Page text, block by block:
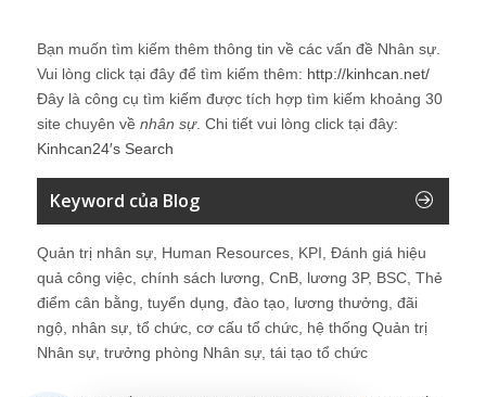
Bạn muốn tìm kiếm thêm thông tin về các vấn đề Nhân sự.
Vui lòng click tại đây để tìm kiếm thêm: http://kinhcan.net/
Đây là công cụ tìm kiếm được tích hợp tìm kiếm khoảng 30
site chuyên về nhân sự. Chi tiết vui lòng click tại đây:
Kinhcan24′s Search
Keyword của Blog
Quản trị nhân sự, Human Resources, KPI, Đánh giá hiệu
quả công việc, chính sách lương, CnB, lương 3P, BSC, Thẻ
điểm cân bằng, tuyển dụng, đào tạo, lương thưởng, đãi
ngộ, nhân sự, tổ chức, cơ cấu tổ chức, hệ thống Quản trị
Nhân sự, trưởng phòng Nhân sự, tái tạo tổ chức